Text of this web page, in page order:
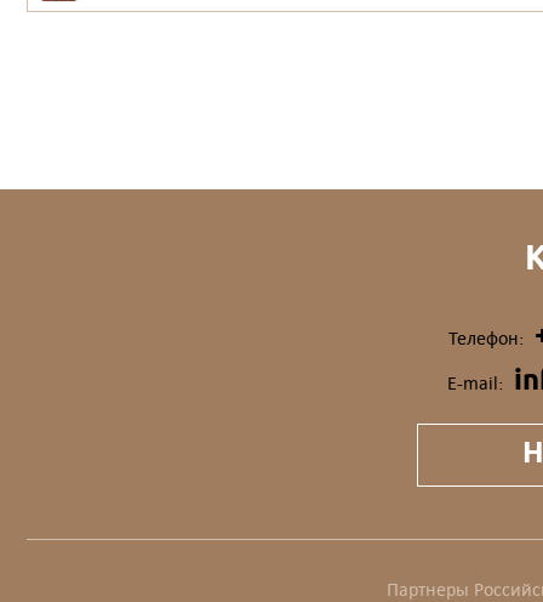
Телефон:
E-mail:
Партнеры